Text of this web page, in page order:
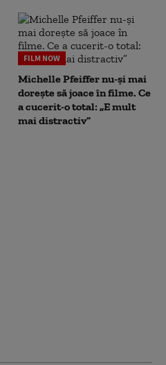
FILM NOW
Michelle Pfeiffer nu-și mai
dorește să joace în filme. Ce
a cucerit-o total: „E mult
mai distractiv”